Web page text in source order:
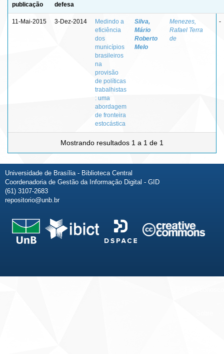
publicação
defesa
11-Mai-2015 3-Dez-2014
Medindo a
eficiência
dos
municípios
brasileiros
na
provisão
de políticas
trabalhistas
: uma
abordagem
de fronteira
estocástica
Silva,
Mário
Roberto
Melo
Menezes,
Rafael Terra
de
-
Mostrando resultados 1 a 1 de 1
Universidade de Brasília - Biblioteca Central
Coordenadoria de Gestão da Informação Digital - GID
(61) 3107-2683
repositorio@unb.br